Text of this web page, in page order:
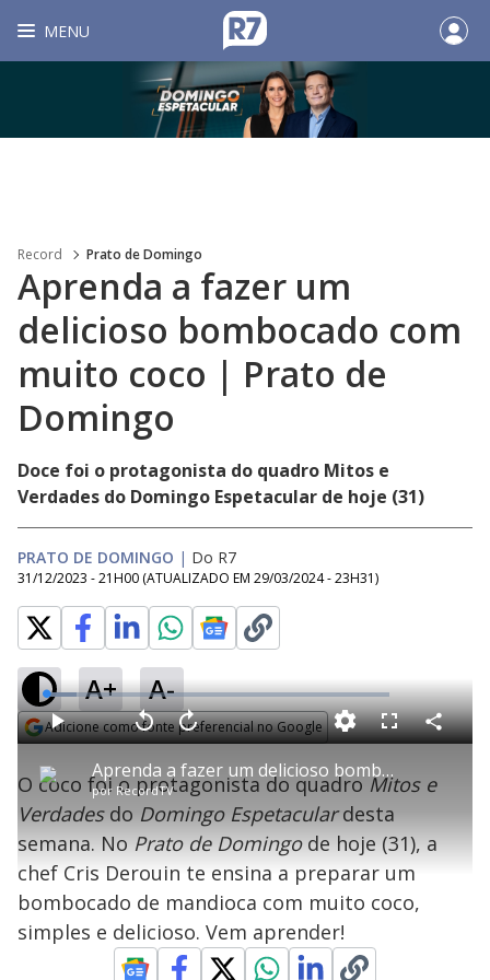
MENU
Record Prato de Domingo
Aprenda a fazer um
delicioso bombocado com
muito coco | Prato de
Domingo
Doce foi o protagonista do quadro Mitos e
Verdades do Domingo Espetacular de hoje (31)
PRATO DE DOMINGO | Do R7
31/12/2023 - 21H00 (ATUALIZADO EM 29/03/2024 - 23H31)
A+ A-
Adicione como fonte preferencial no Google
P
l
a
Aprenda a fazer um delicioso bombocado com muito coco | Prato de Domingo
por RecordTV
P V
t
a
r
1
0
e
g
n
d
o
s
A
a
n
ç
a
1
e
u
o
s
L
o
a
d
e
.
7
8
%
F
l
s
c
e
n
C
o
a
r
a
O coco foi o protagonista do quadroMitos e
Verdadesdo Domingo Espetaculardesta
semana. NoPrato de Domingode hoje (31), a
chef Cris Derouin te ensina a preparar um
bombocado de mandioca com muito coco,
simples e delicioso. Vem aprender!